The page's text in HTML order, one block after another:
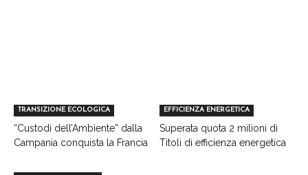
TRANSIZIONE ECOLOGICA
“Custodi dell’Ambiente” dalla
Campania conquista la Francia
EFFICIENZA ENERGETICA
Superata quota 2 milioni di
Titoli di efficienza energetica